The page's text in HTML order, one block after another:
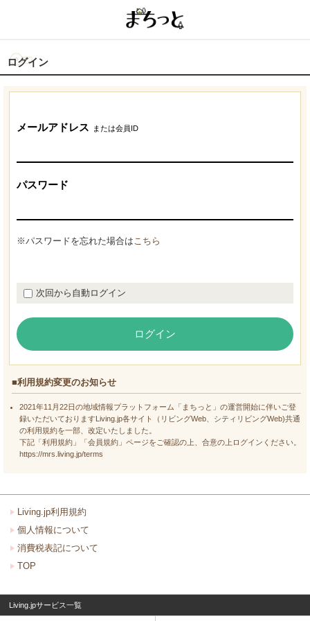
ログイン
メールアドレス または会員ID
パスワード
※パスワードを忘れた場合はこちら
次回から自動ログイン
ログイン
■利用規約変更のお知らせ
2021年11月22日の地域情報プラットフォーム「まちっと」の運営開始に伴いご登
録いただいておりますLiving.jp各サイト（リビングWeb、シティリビングWeb)共通
の利用規約を一部、改定いたしました。
下記「利用規約」「会員規約」ページをご確認の上、合意の上ログインください。
https://mrs.living.jp/terms
Living.jp利用規約
個人情報について
消費税表記について
TOP
Living.jpサービス一覧